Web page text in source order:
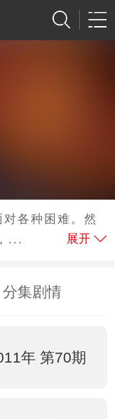
各种困难。然
...
展开
分集剧情
年 第70期